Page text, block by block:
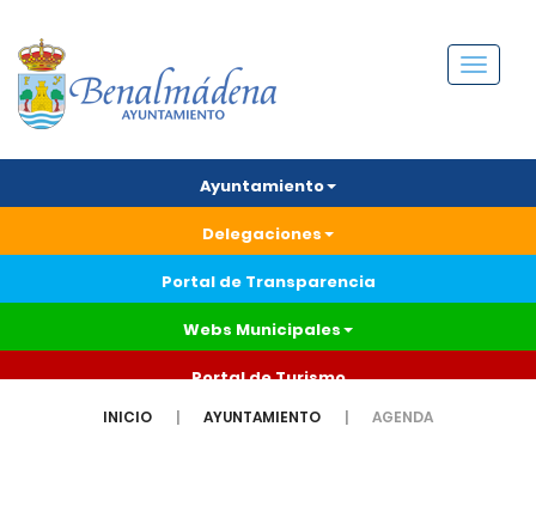
Menú
Ayuntamiento
Delegaciones
Portal de Transparencia
Webs Municipales
Portal de Turismo
INICIO AYUNTAMIENTO AGENDA